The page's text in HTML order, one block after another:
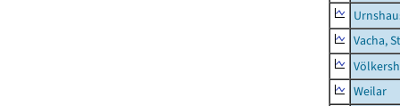
Vacha,
Weilar